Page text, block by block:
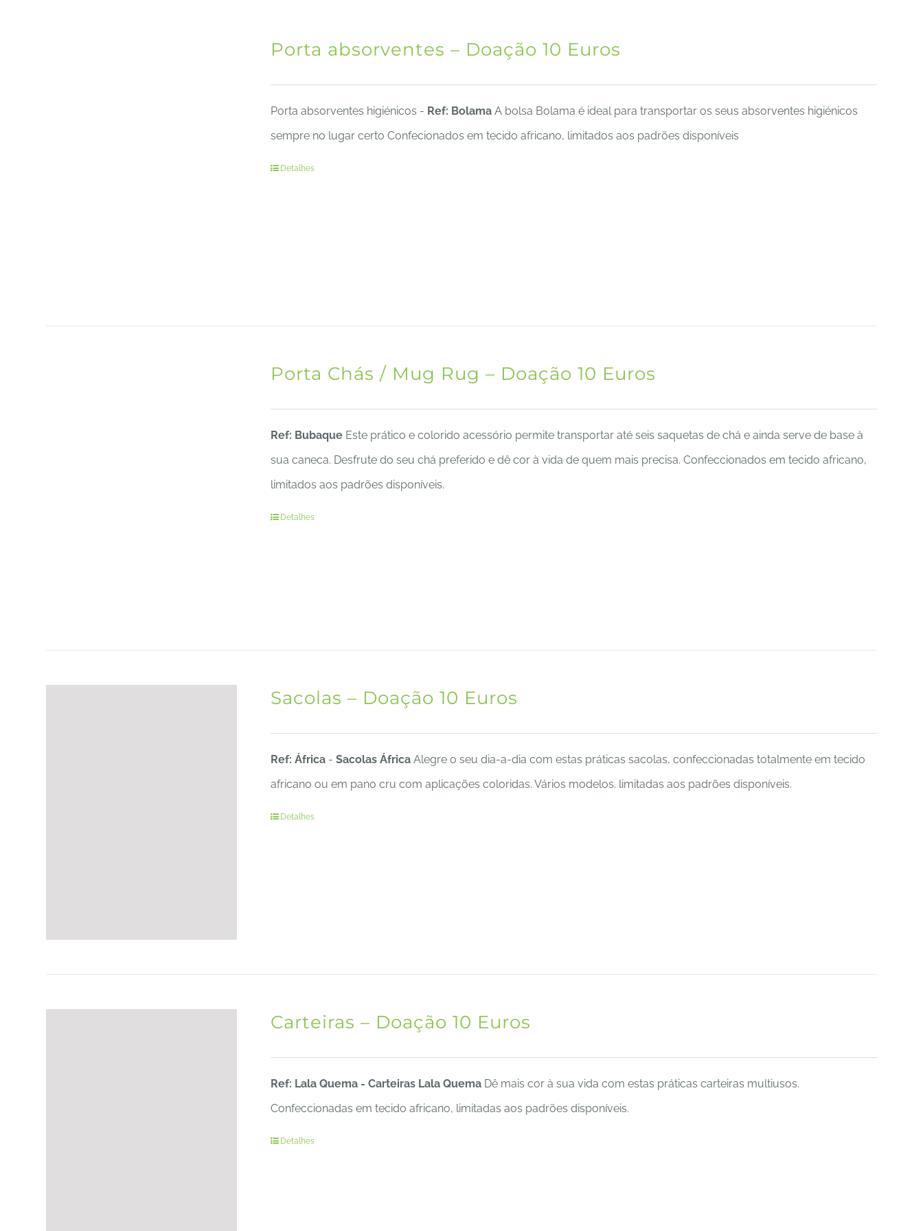
Porta absorventes – Doação 10 Euros
Porta absorventes higiénicos - Ref: BolamaA bolsa Bolama é ideal para transportar os seus absorventes higiénicos
sempre no lugar certo Confecionados em tecido africano, limitados aos padrões disponíveis
Detalhes
Porta Chás / Mug Rug – Doação 10 Euros
Ref: BubaqueEste prático e colorido acessório permite transportar até seis saquetas de chá e ainda serve de base à
sua caneca. Desfrute do seu chá preferido e dê cor à vida de quem mais precisa. Confeccionados em tecido africano,
limitados aos padrões disponíveis.
Detalhes
Sacolas – Doação 10 Euros
Ref: África- Sacolas ÁfricaAlegre o seu dia-a-dia com estas práticas sacolas, confeccionadas totalmente em tecido
africano ou em pano cru com aplicações coloridas. Vários modelos. limitadas aos padrões disponíveis.
Detalhes
Carteiras – Doação 10 Euros
Ref: Lala Quema - Carteiras Lala QuemaDê mais cor à sua vida com estas práticas carteiras multiusos.
Confeccionadas em tecido africano, limitadas aos padrões disponíveis.
Detalhes